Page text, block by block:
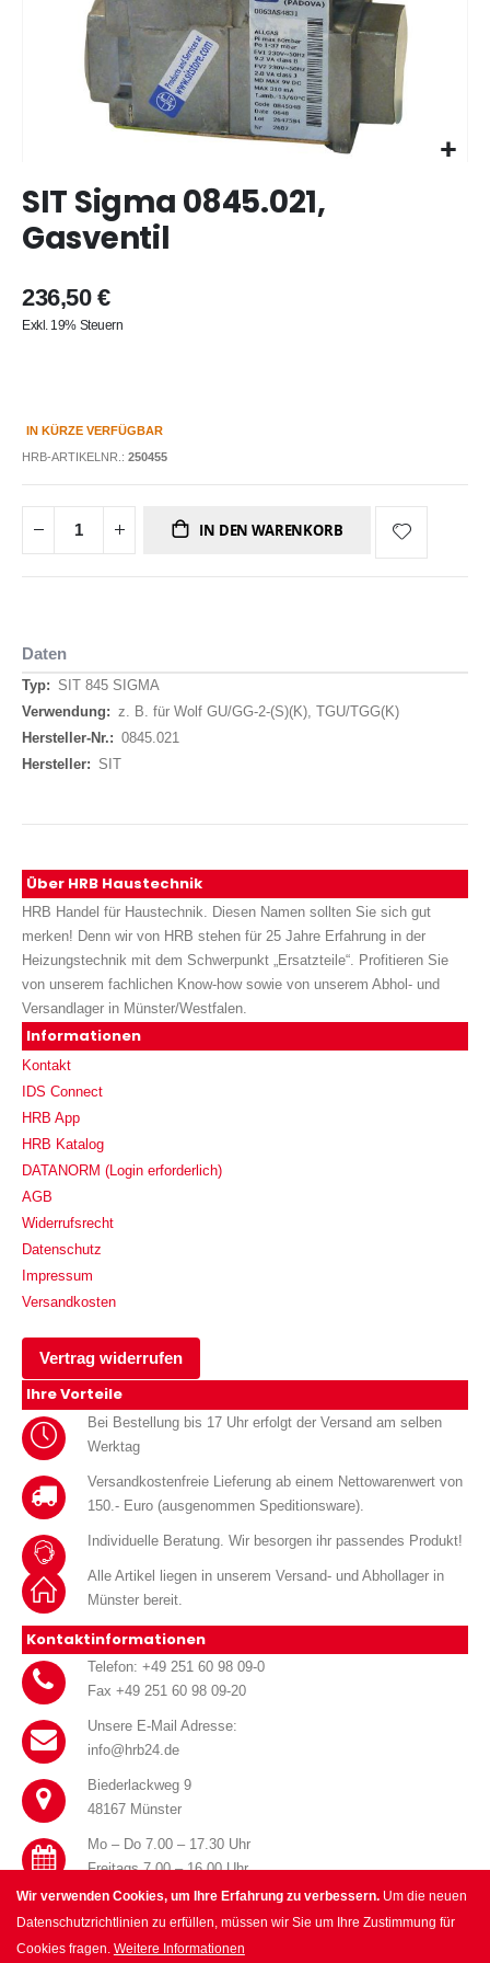
Wir verwenden Cookies, um Ihre Erfahrung zu verbessern. Um die neuen
Datenschutzrichtlinien zu erfüllen, müssen wir Sie um Ihre Zustimmung für
Cookies fragen. Weitere Informationen
Anfang
Bildergalerie
SIT Sigma 0845.021,
Gasventil
236,50 €
Exkl. 19% Steuern
IN KÜRZE VERFÜGBAR
HRB-ARTIKELNR.: 250455
IN DEN WARENKORB
Daten
Daten SIT 845 SIGMA
z. B. für Wolf GU/GG-2-(S)(K), TGU/TGG(K)
0845.021
SIT
Über HRB Haustechnik
HRB Handel für Haustechnik. Diesen Namen sollten Sie sich gut
merken! Denn wir von HRB stehen für 25 Jahre Erfahrung in der
Heizungstechnik mit dem Schwerpunkt „Ersatzteile“. Profitieren Sie
von unserem fachlichen Know-how sowie von unserem Abhol- und
Versandlager in Münster/Westfalen.
Informationen
Kontakt
IDS Connect
HRB App
HRB Katalog
DATANORM (Login erforderlich)
AGB
Widerrufsrecht
Datenschutz
Impressum
Versandkosten
Vertrag widerrufen
Ihre Vorteile
Bei Bestellung bis 17 Uhr erfolgt der Versand am selben
Werktag
Versandkostenfreie Lieferung ab einem Nettowarenwert von
150.- Euro (ausgenommen Speditionsware).
Individuelle Beratung. Wir besorgen ihr passendes Produkt!
Alle Artikel liegen in unserem Versand- und Abhollager in
Münster bereit.
Kontaktinformationen
Telefon: +49 251 60 98 09-0
Fax +49 251 60 98 09-20
Unsere E-Mail Adresse:
info@hrb24.de
Biederlackweg 9
48167 Münster
Mo – Do 7.00 – 17.30 Uhr
Freitags 7.00 – 16.00 Uhr